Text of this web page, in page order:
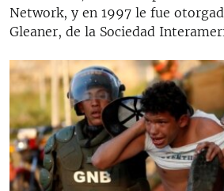
Network, y en 1997 le fue
Gleaner, de la Sociedad